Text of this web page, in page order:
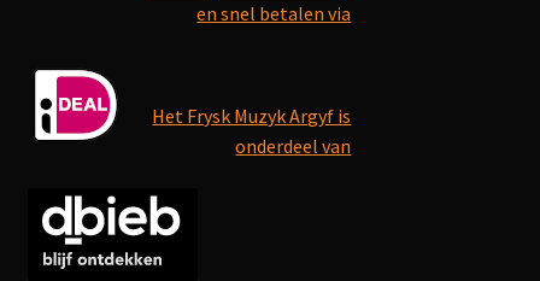
en snel betalen via
Het Frysk Muzyk Argyf is
onderdeel van